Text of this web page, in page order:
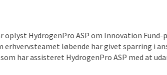
oplyst HydrogenPro ASP om Innovation
erhvervsteamet løbende har givet sparring i
har assisteret HydrogenPro ASP med at